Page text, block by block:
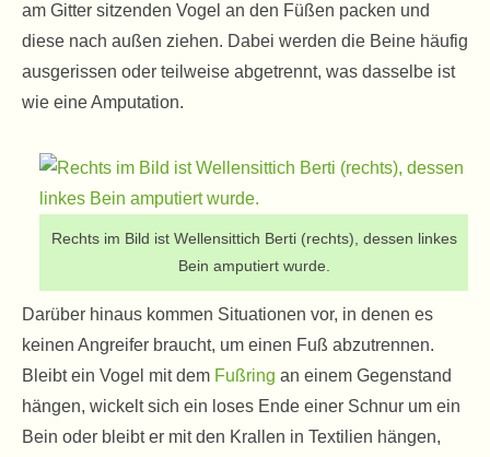
am Gitter sitzenden Vogel an den Füßen packen und
diese nach außen ziehen. Dabei werden die Beine häufig
ausgerissen oder teilweise abgetrennt, was dasselbe ist
wie eine Amputation.
Rechts im Bild ist Wellensittich Berti (rechts), dessen linkes
Bein amputiert wurde.
Darüber hinaus kommen Situationen vor, in denen es
keinen Angreifer braucht, um einen Fuß abzutrennen.
Bleibt ein Vogel mit dem Fußring an einem Gegenstand
hängen, wickelt sich ein loses Ende einer Schnur um ein
Bein oder bleibt er mit den Krallen in Textilien hängen,